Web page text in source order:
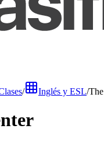
/ Inglés y ESL/